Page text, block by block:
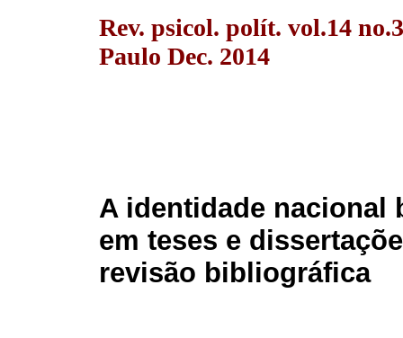
Rev. psicol. polít. vol.14
Paulo Dec. 2014
A identidade nacional
em teses e
revisão bibliográfica